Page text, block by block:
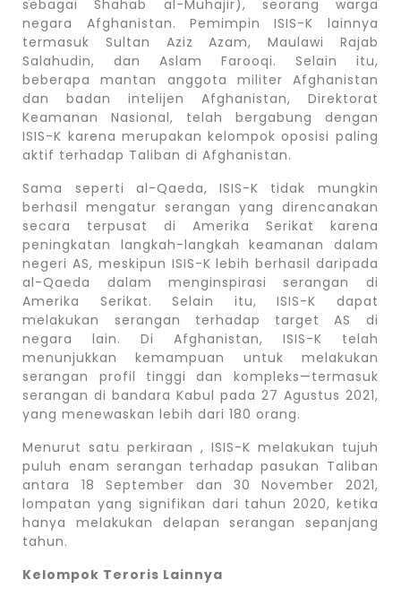
sebagai Shahab al-Muhajir), seorang warga
negara Afghanistan. Pemimpin ISIS-K lainnya
termasuk Sultan Aziz Azam, Maulawi Rajab
Salahudin, dan Aslam Farooqi. Selain itu,
beberapa mantan anggota militer Afghanistan
dan badan intelijen Afghanistan, Direktorat
Keamanan Nasional, telah bergabung dengan
ISIS-K karena merupakan kelompok oposisi paling
aktif terhadap Taliban di Afghanistan.
Sama seperti al-Qaeda, ISIS-K tidak mungkin
berhasil mengatur serangan yang direncanakan
secara terpusat di Amerika Serikat karena
peningkatan langkah-langkah keamanan dalam
negeri AS, meskipun ISIS-K lebih berhasil daripada
al-Qaeda dalam menginspirasi serangan di
Amerika Serikat. Selain itu, ISIS-K dapat
melakukan serangan terhadap target AS di
negara lain. Di Afghanistan, ISIS-K telah
menunjukkan kemampuan untuk melakukan
serangan profil tinggi dan kompleks—termasuk
serangan di bandara Kabul pada 27 Agustus 2021,
yang menewaskan lebih dari 180 orang.
Menurut satu perkiraan , ISIS-K melakukan tujuh
puluh enam serangan terhadap pasukan Taliban
antara 18 September dan 30 November 2021,
lompatan yang signifikan dari tahun 2020, ketika
hanya melakukan delapan serangan sepanjang
tahun.
Kelompok Teroris Lainnya